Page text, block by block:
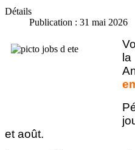
Détails
Publication : 31 mai 2026
et août.